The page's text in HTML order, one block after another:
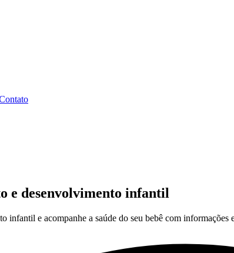
e desenvolvimento infantil
infantil e acompanhe a saúde do seu bebê com informações